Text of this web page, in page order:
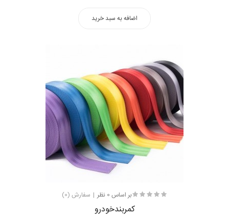
اضافه به سبد خرید
بر اساس 0 نظر سفارش (0)
کمربندخودرو